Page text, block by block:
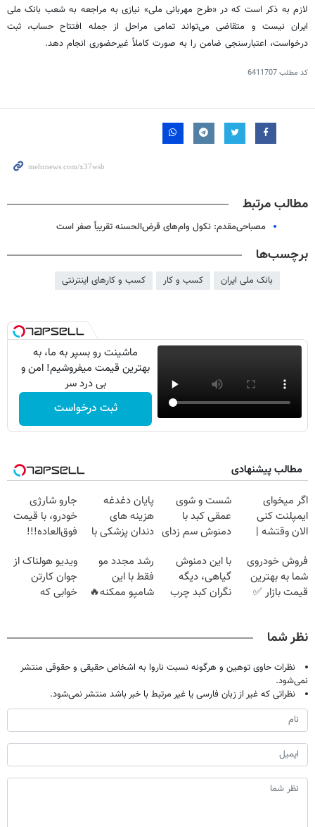
لازم به ذکر است که در «طرح مهربانی ملی» نیازی به مراجعه به شعب بانک ملی
ایران نیست و متقاضی می‌تواند تمامی مراحل از جمله افتتاح حساب، ثبت
درخواست، اعتبارسنجی ضامن را به صورت کاملاً غیرحضوری انجام دهد.
کد مطلب6411707
مطالب مرتبط
مصباحی‌مقدم: نکول وام‌های قرض‌الحسنه تقریباً صفر است
برچسب‌ها
بانک ملی ایران کسب و کار کسب و کارهای اینترنتی
ماشینت رو بسپر به ما، به
بهترین قیمت میفروشیم! امن و
بی درد سر
ثبت درخواست
مطالب پیشنهادی
اگر میخوای
ایمپلنت کنی
الان وقتشه |
میلیون تومان!!!
شست و شوی
عمقی کبد با
دمنوش سم زدای
پایان دغدغه
هزینه های
دندان پزشکی با
خانگی
جارو شارژی
خودرو، با قیمت
فوق‌العاده!!!
فروش خودروی
شما به بهترین
قیمت بازار ✅
با این دمنوش
گیاهی، دیگه
نگران کبد چرب
رشد مجدد مو
فقط با این
شامپو ممکنه🔥
ویدیو هولناک از
جوان کارتن
خوابی که
نظر شما
نظرات حاوی توهین و هرگونه نسبت ناروا به اشخاص حقیقی و حقوقی منتشر
نمی‌شود.
نظراتی که غیر از زبان فارسی یا غیر مرتبط با خبر باشد منتشر نمی‌شود.